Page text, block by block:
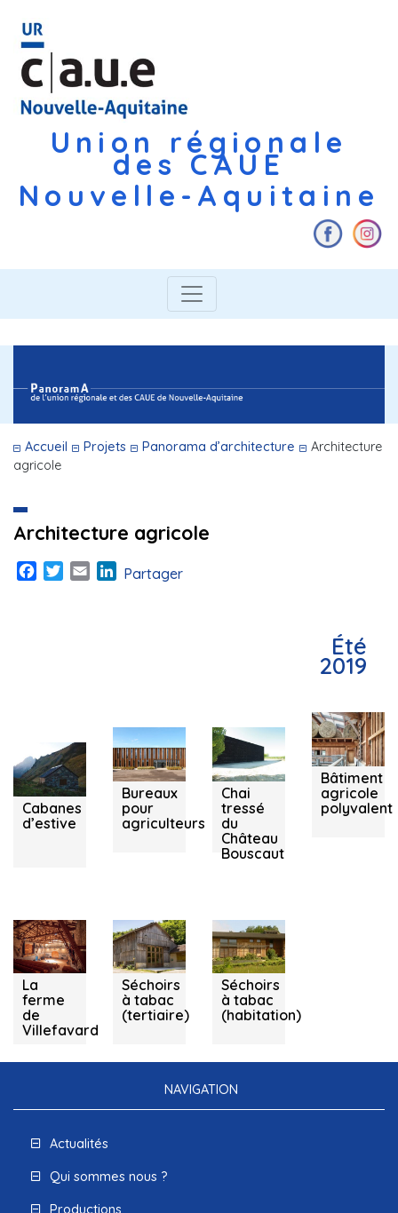
Union régionale
des CAUE
Nouvelle-Aquitaine
Accueil Projets Panorama d’architecture
Architecture
agricole
Architecture agricole
Facebook
TwitterEmail LinkedIn
Partager
Été
2019
Cabanes
d’estive
Bureaux
pour
agriculteurs
Chai
tressé
du
Château
Bouscaut
Bâtiment
agricole
polyvalent
La
ferme
de
Villefavard
Séchoirs
à tabac
(tertiaire)
Séchoirs
à tabac
(habitation)
NAVIGATION
Actualités
Qui sommes nous ?
Productions